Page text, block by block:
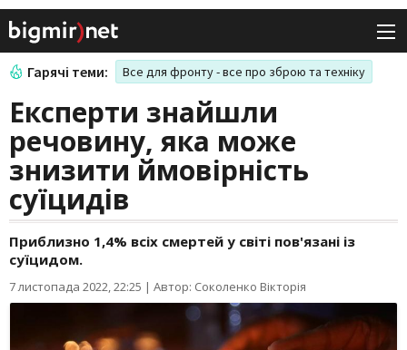
Гарячі теми: Все для фронту - все про зброю та техніку
Експерти знайшли
речовину, яка може
знизити ймовірність
суїцидів
Приблизно 1,4% всіх смертей у світі пов'язані із
суїцидом.
7 листопада 2022, 22:25 | Автор: Соколенко Вікторія